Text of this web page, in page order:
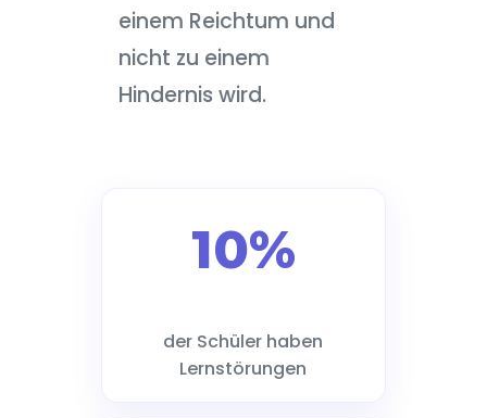
einem Reichtum und
nicht zu einem
Hindernis wird.
10%
der Schüler haben
Lernstörungen